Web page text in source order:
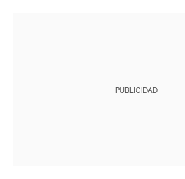
PUBLICIDAD